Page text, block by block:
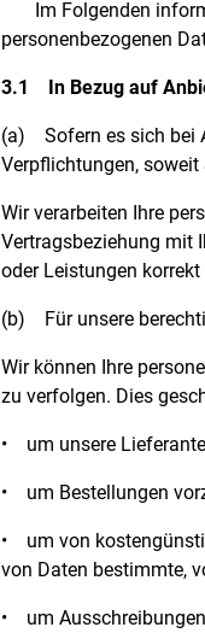
Im Folgenden
personenbezogenen
3.1 In Bezug auf
(a)
Sofern es sich bei
Verpflichtungen,
Wir verarbeiten Ihre
Vertragsbeziehung mit
oder Leistungen
(b) Für unsere
Wir können Ihre
zu verfolgen. Dies
• um unsere
• um Bestellungen
•
um von
von Daten bestimmte,
•
um